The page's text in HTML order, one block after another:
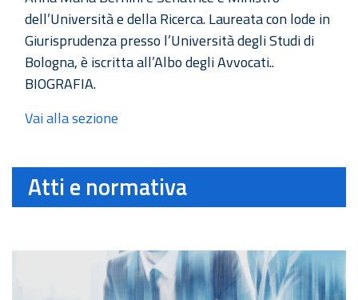
dell’Università e della Ricerca. Laureata con lode in
Giurisprudenza presso l’Università degli Studi di
Bologna, è iscritta all’Albo degli Avvocati..
BIOGRAFIA.
Vai alla sezione
Atti e normativa